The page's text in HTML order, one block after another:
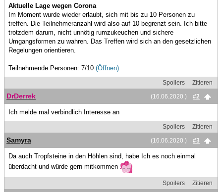
Aktuelle Lage wegen Corona
Im Moment wurde wieder erlaubt, sich mit bis zu 10 Personen zu
treffen. Die Teilnehmeranzahl wird also auf 10 begrenzt sein. Ich bitte
trotzdem darum, nicht unnötig rumzukeuchen und sichere
Umgangsformen zu wahren. Das Treffen wird sich an den gesetzlichen
Regelungen orientieren.
Teilnehmende Personen: 7/10 (Öffnen)
Spoilers
Zitieren
(16.06.2020 )
#2
DrDerrek
Ich melde mal verbindlich Interesse an
Spoilers
Zitieren
(16.06.2020 )
#3
Samyra
Da auch Tropfsteine in den Höhlen sind, habe Ich es noch einmal
überdacht und würde gern mitkommen
Spoilers
Zitieren